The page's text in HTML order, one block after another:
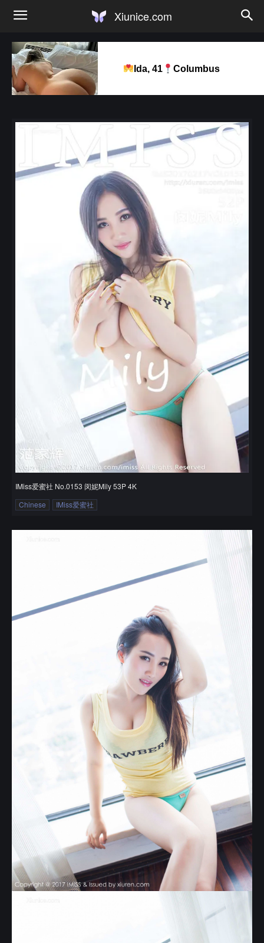
Xiunice.com
Ida, 41 Columbus
IMiss爱蜜社 No.0153 闵妮Mily 53P 4K
Chinese
IMiss爱蜜社